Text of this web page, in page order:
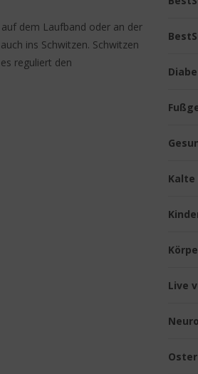
dem Laufband oder an der
ins Schwitzen. Schwitzen
reguliert den
Kalte
Live